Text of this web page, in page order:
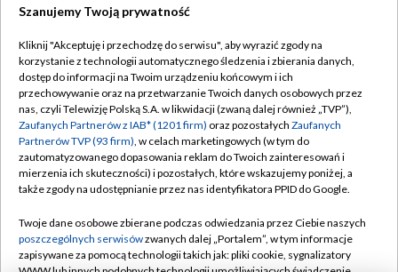
Abonament TVP
Sklep TVP
Biuro Reklamy
Oferta Handlowa
Telegazeta ogłoszenia
Rada Programowa
Ogłoszenia przetargowe
Regulamin TVP
Polityka prywatności
Moje zgody
Biuro reklamy
Kontakt
Kanały
Szanujemy Twoją prywatność
Kliknij "Akceptuję i przechodzę do serwisu", aby wyrazić zgody na
korzystanie z technologii automatycznego śledzenia i zbierania danych,
dostęp do informacji na Twoim urządzeniu końcowym i ich
przechowywanie oraz na przetwarzanie Twoich danych osobowych przez
nas, czyli Telewizję Polską S.A. w likwidacji (zwaną dalej również „TVP”),
Zaufanych Partnerów z IAB* (1201 firm) oraz pozostałych Zaufanych
Partnerów TVP (93 firm), w celach marketingowych (w tym do
zautomatyzowanego dopasowania reklam do Twoich zainteresowań i
mierzenia ich skuteczności) i pozostałych, które wskazujemy poniżej, a
także zgody na udostępnianie przez nas identyfikatora PPID do Google.
Twoje dane osobowe zbierane podczas odwiedzania przez Ciebie naszych
poszczególnych serwisówzwanych dalej „Portalem”, w tym informacje
zapisywane za pomocą technologii takich jak: pliki cookie, sygnalizatory